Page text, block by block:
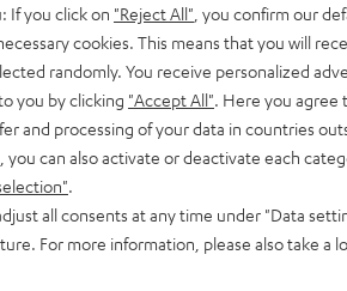
If you click on "Reject All" , you confirm our
cookies. This means that you will
randomly. You receive personalized
you by clicking "Accept All" . Here you
and processing of your data in countries
you can also activate or deactivate each
all consents at any time under "Data
For more information, please also take a